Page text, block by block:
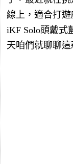
線上，適合打
iKF Solo頭戴式
天咱們就聊聊